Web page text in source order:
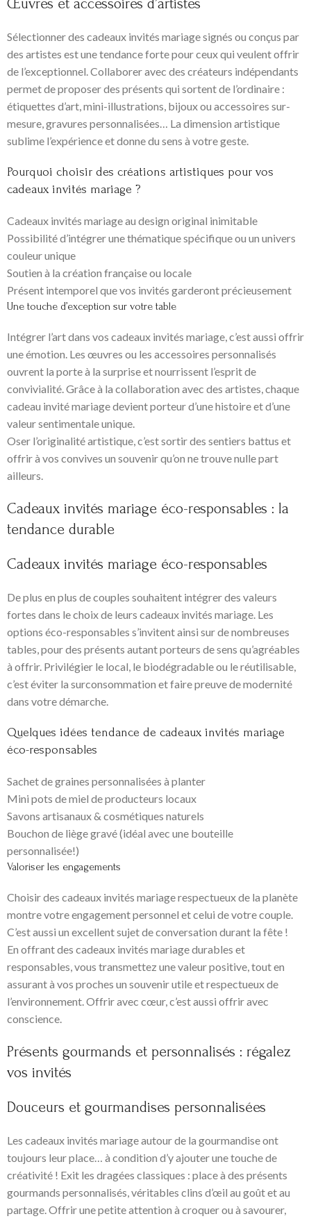
Œuvres et accessoires d’artistes
Sélectionner des cadeaux invités mariage signés ou conçus par
des artistes est une tendance forte pour ceux qui veulent offrir
de l’exceptionnel. Collaborer avec des créateurs indépendants
permet de proposer des présents qui sortent de l’ordinaire :
étiquettes d’art, mini-illustrations, bijoux ou accessoires sur-
mesure, gravures personnalisées… La dimension artistique
sublime l’expérience et donne du sens à votre geste.
Pourquoi choisir des créations artistiques pour vos
cadeaux invités mariage ?
Cadeaux invités mariage au design original inimitable
Possibilité d’intégrer une thématique spécifique ou un univers
couleur unique
Soutien à la création française ou locale
Présent intemporel que vos invités garderont précieusement
Une touche d’exception sur votre table
Intégrer l’art dans vos cadeaux invités mariage, c’est aussi offrir
une émotion. Les œuvres ou les accessoires personnalisés
ouvrent la porte à la surprise et nourrissent l’esprit de
convivialité. Grâce à la collaboration avec des artistes, chaque
cadeau invité mariage devient porteur d’une histoire et d’une
valeur sentimentale unique.
Oser l’originalité artistique, c’est sortir des sentiers battus et
offrir à vos convives un souvenir qu’on ne trouve nulle part
ailleurs.
Cadeaux invités mariage éco-responsables : la
tendance durable
Cadeaux invités mariage éco-responsables
De plus en plus de couples souhaitent intégrer des valeurs
fortes dans le choix de leurs cadeaux invités mariage. Les
options éco-responsables s’invitent ainsi sur de nombreuses
tables, pour des présents autant porteurs de sens qu’agréables
à offrir. Privilégier le local, le biodégradable ou le réutilisable,
c’est éviter la surconsommation et faire preuve de modernité
dans votre démarche.
Quelques idées tendance de cadeaux invités mariage
éco-responsables
Sachet de graines personnalisées à planter
Mini pots de miel de producteurs locaux
Savons artisanaux & cosmétiques naturels
Bouchon de liège gravé (idéal avec une bouteille
personnalisée!)
Valoriser les engagements
Choisir des cadeaux invités mariage respectueux de la planète
montre votre engagement personnel et celui de votre couple.
C’est aussi un excellent sujet de conversation durant la fête !
En offrant des cadeaux invités mariage durables et
responsables, vous transmettez une valeur positive, tout en
assurant à vos proches un souvenir utile et respectueux de
l’environnement. Offrir avec cœur, c’est aussi offrir avec
conscience.
Présents gourmands et personnalisés : régalez
vos invités
Douceurs et gourmandises personnalisées
Les cadeaux invités mariage autour de la gourmandise ont
toujours leur place… à condition d’y ajouter une touche de
créativité ! Exit les dragées classiques : place à des présents
gourmands personnalisés, véritables clins d’œil au goût et au
partage. Offrir une petite attention à croquer ou à savourer,